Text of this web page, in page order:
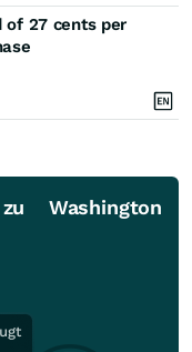
of 27 cents per
Washington